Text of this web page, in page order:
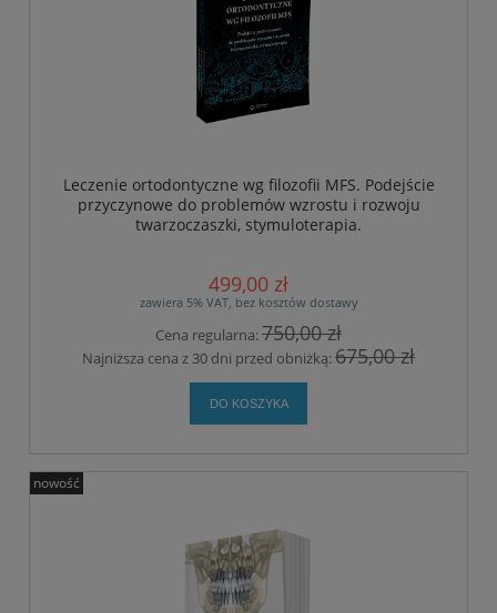
Leczenie ortodontyczne wg filozofii MFS. Podejście
przyczynowe do problemów wzrostu i rozwoju
twarzoczaszki, stymuloterapia.
499,00 zł
zawiera 5% VAT, bez kosztów dostawy
Cena regularna:750,00 zł
Najniższa cena z 30 dni przed obniżką:675,00 zł
DO KOSZYKA
nowość